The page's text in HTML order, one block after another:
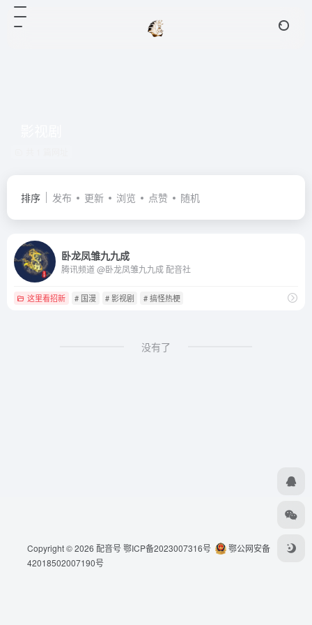
排序 发布 更新 浏览 点赞 随机
卧龙凤雏九九成
腾讯频道 @卧龙凤雏九九成 配音社
这里看招新 # 国漫 # 影视剧 # 搞怪热梗
没有了
Copyright © 2026 配音号鄂ICP备2023007316号
鄂公网安备
42018502007190号